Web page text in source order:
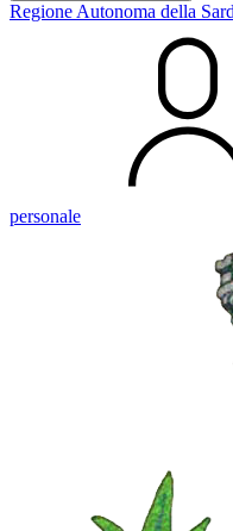
Regione Autonoma della
personale